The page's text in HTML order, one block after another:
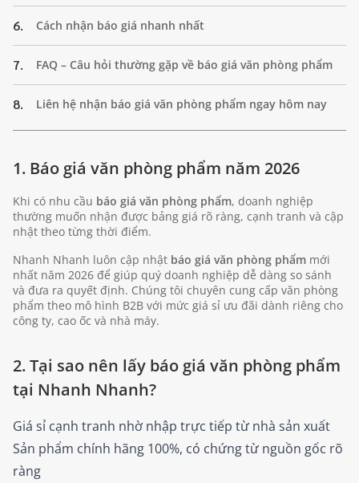
6. Cách nhận báo giá nhanh nhất
7. FAQ – Câu hỏi thường gặp về báo giá văn phòng phẩm
8. Liên hệ nhận báo giá văn phòng phẩm ngay hôm nay
1. Báo giá văn phòng phẩm năm 2026
Khi có nhu cầu báo giá văn phòng phẩm, doanh nghiệp
thường muốn nhận được bảng giá rõ ràng, cạnh tranh và cập
nhật theo từng thời điểm.
Nhanh Nhanh luôn cập nhật báo giá văn phòng phẩm mới
nhất năm 2026 để giúp quý doanh nghiệp dễ dàng so sánh
và đưa ra quyết định. Chúng tôi chuyên cung cấp văn phòng
phẩm theo mô hình B2B với mức giá sỉ ưu đãi dành riêng cho
công ty, cao ốc và nhà máy.
2. Tại sao nên lấy báo giá văn phòng phẩm
tại Nhanh Nhanh?
Giá sỉ cạnh tranh nhờ nhập trực tiếp từ nhà sản xuất
Sản phẩm chính hãng 100%, có chứng từ nguồn gốc rõ
ràng